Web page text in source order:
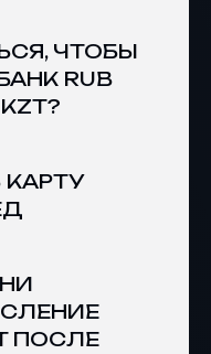
ЧТОБЫ
RUB
ПОСЛЕ